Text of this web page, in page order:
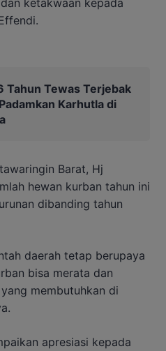
Tahun Tewas Terjebak
Karhutla di
Barat, Hj
hewan kurban tahun ini
dibanding tahun
daerah tetap berupaya
bisa merata dan
membutuhkan di
apresiasi kepada